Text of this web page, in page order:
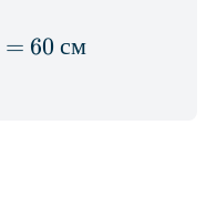
(40 +
= 60 см